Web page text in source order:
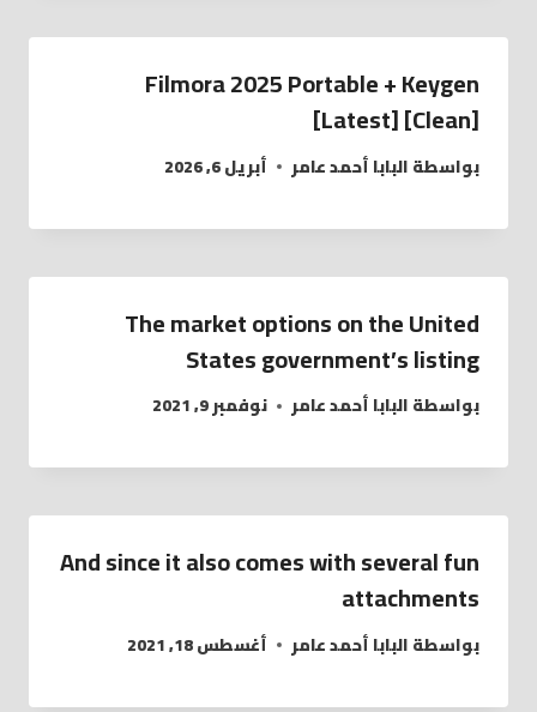
Filmora 2025 Portable + Keygen
[Latest] [Clean]
بواسطةالبابا أحمد عامر أبريل 6, 2026
The market options on the United
States government’s listing
بواسطةالبابا أحمد عامر نوفمبر 9, 2021
And since it also comes with several fun
attachments
بواسطةالبابا أحمد عامر أغسطس 18, 2021